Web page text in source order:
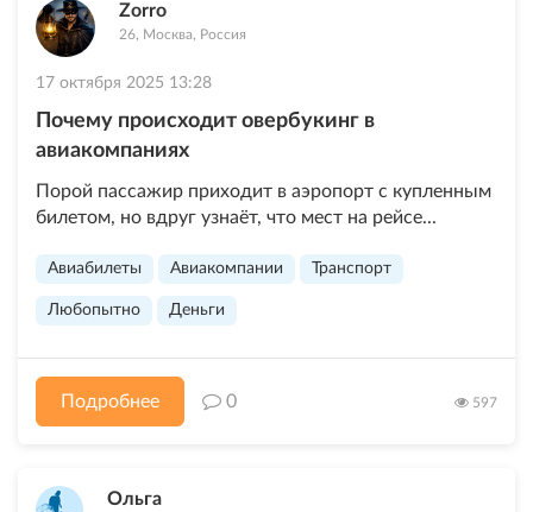
Zorro
26, Москва, Россия
17 октября 2025 13:28
Почему происходит овербукинг в
авиакомпаниях
Порой пассажир приходит в аэропорт с купленным
билетом, но вдруг узнаёт, что мест на рейсе...
Авиабилеты Авиакомпании Транспорт
Любопытно Деньги
Подробнее 0 597
Ольга